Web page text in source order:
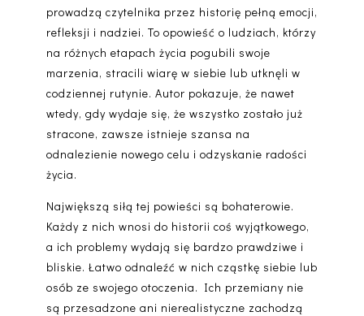
prowadzą czytelnika przez historię pełną emocji,
refleksji i nadziei. To opowieść o ludziach, którzy
na różnych etapach życia pogubili swoje
marzenia, stracili wiarę w siebie lub utknęli w
codziennej rutynie. Autor pokazuje, że nawet
wtedy, gdy wydaje się, że wszystko zostało już
stracone, zawsze istnieje szansa na
odnalezienie nowego celu i odzyskanie radości
życia.
Największą siłą tej powieści są bohaterowie.
Każdy z nich wnosi do historii coś wyjątkowego,
a ich problemy wydają się bardzo prawdziwe i
bliskie. Łatwo odnaleźć w nich cząstkę siebie lub
osób ze swojego otoczenia. Ich przemiany nie
są przesadzone ani nierealistyczne zachodzą